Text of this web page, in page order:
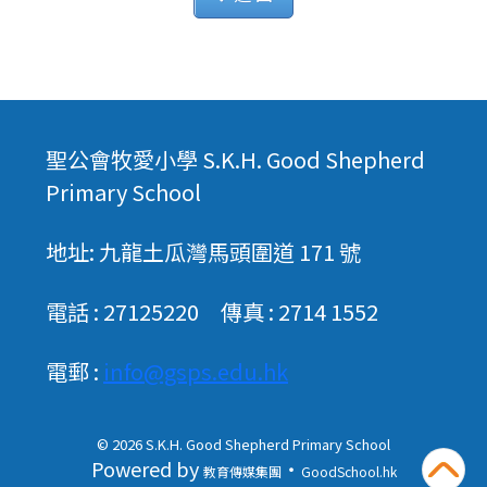
聖公會牧愛小學 S.K.H. Good Shepherd
Primary School
地址: 九龍土瓜灣馬頭圍道 171 號
電話 : 27125220 傳真 : 2714 1552
電郵 : info@gsps.edu.hk
© 2026S.K.H. Good Shepherd Primary School
Powered by 教育傳媒集團 ‧ GoodSchool.hk